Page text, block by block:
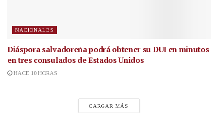
NACIONALES
Diáspora salvadoreña podrá obtener su DUI en minutos
en tres consulados de Estados Unidos
HACE 10 HORAS
CARGAR MÁS